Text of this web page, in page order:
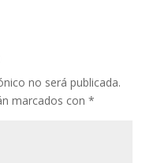
no será publicada.
marcados con *